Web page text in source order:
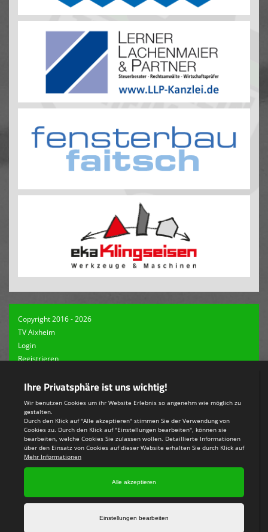
Copyright 2016 - 2026
TV Aixheim
Login
Registrieren
Impressum
Teamsports 2
Dein Sportverein online